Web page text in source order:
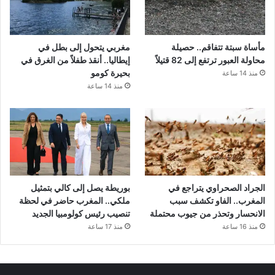
مأساة سبتة تتفاقم.. حصيلة
محاولة العبور ترتفع إلى 82 قتيلاً
منذ 14 ساعة
مغربي يتحول إلى بطل في
إيطاليا.. أنقذ طفلاً من الغرق في
بحيرة كومو
منذ 14 ساعة
الجراد الصحراوي يتراجع في
المغرب.. الفاو تكشف سبب
الانحسار وتحذر من جيوب محتملة
منذ 16 ساعة
بوريطة يصل إلى كالي بتمثيل
ملكي.. المغرب حاضر في لحظة
تنصيب رئيس كولومبيا الجديد
منذ 17 ساعة